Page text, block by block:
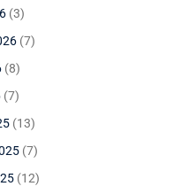
(3)
(7)
(8)
(7)
(13)
(7)
(12)